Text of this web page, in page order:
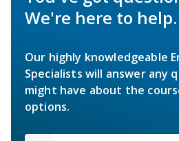
We're here to help.
Our highly knowledgeable
Specialists will answer any
might have about the
options.